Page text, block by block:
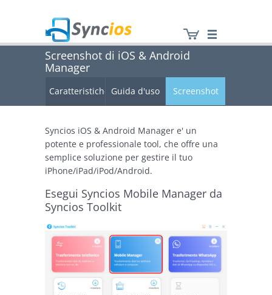
Syncios
Screenshot di iOS & Android
Manager
Caratteristiche Guida d'uso Screenshot
Syncios iOS & Android Manager e' un
potente e professionale tool, che offre una
semplice soluzione per gestire il tuo
iPhone/iPad/iPod/Android.
Esegui Syncios Mobile Manager da
Syncios Toolkit